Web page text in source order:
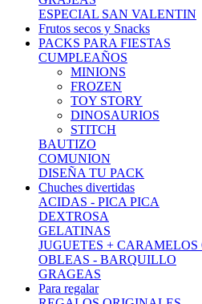
ESPECIAL SAN VALENTIN
Frutos secos y Snacks
PACKS PARA FIESTAS
CUMPLEAÑOS
MINIONS
FROZEN
TOY STORY
DINOSAURIOS
STITCH
BAUTIZO
COMUNION
DISEÑA TU PACK
Chuches divertidas
ACIDAS - PICA PICA
DEXTROSA
GELATINAS
JUGUETES + CARAMELOS
OBLEAS - BARQUILLO
GRAGEAS
Para regalar